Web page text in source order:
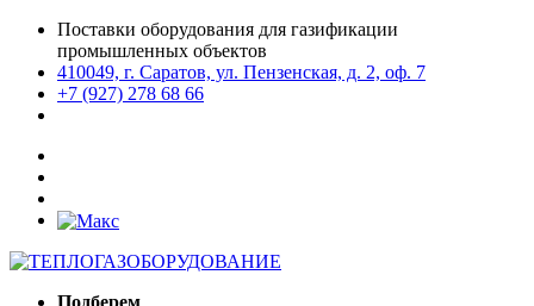
Поставки оборудования для газификации
промышленных объектов
410049, г. Саратов, ул. Пензенская, д. 2, оф. 7
+7 (927) 278 68 66